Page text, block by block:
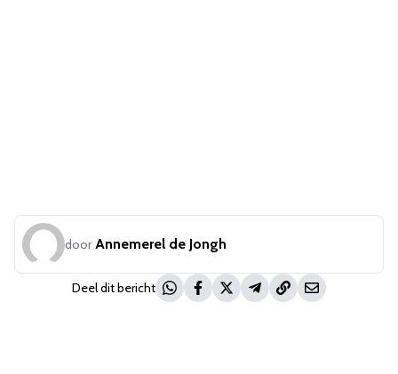
door Annemerel de Jongh
Deel dit bericht